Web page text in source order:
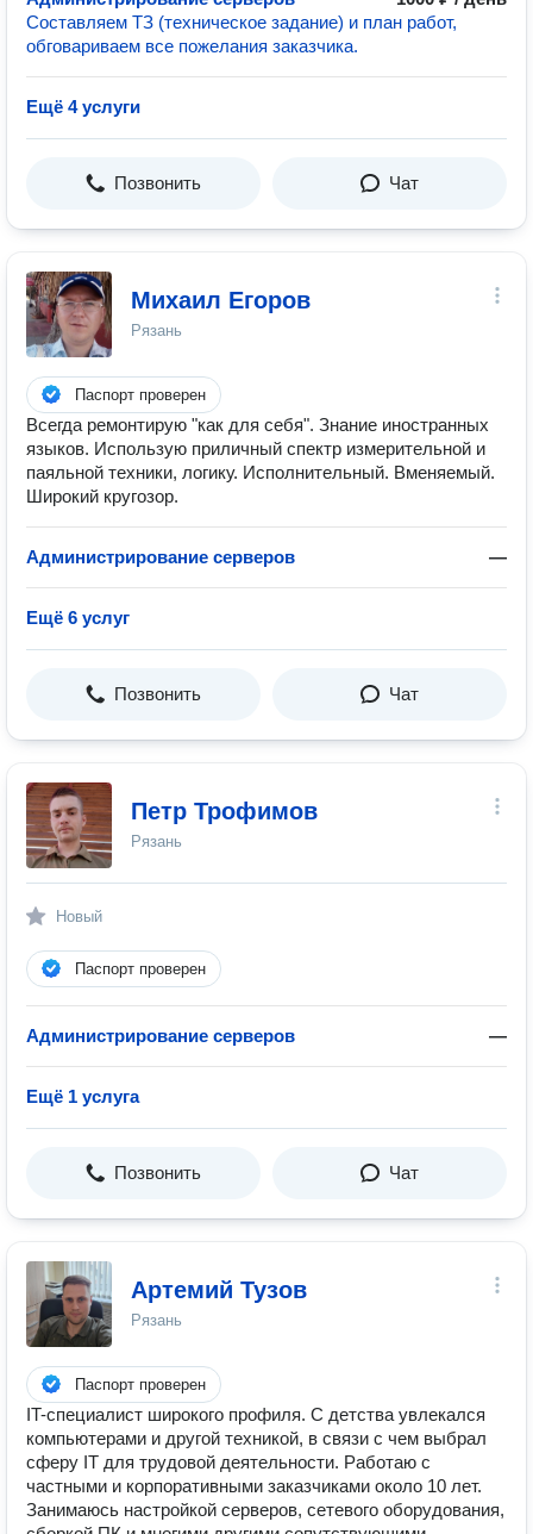
Составляем ТЗ (техническое задание) и план работ,
обговариваем все пожелания заказчика.
Ещё 4 услуги
Позвонить Чат
Михаил Егоров
Рязань
Паспорт проверен
Всегда ремонтирую "как для себя". Знание иностранных
языков. Использую приличный спектр измерительной и
паяльной техники, логику. Исполнительный. Вменяемый.
Широкий кругозор.
Администрирование серверов —
Ещё 6 услуг
Позвонить Чат
Петр Трофимов
Рязань
Новый
Паспорт проверен
Администрирование серверов —
Ещё 1 услуга
Позвонить Чат
Артемий Тузов
Рязань
Паспорт проверен
IT-специалист широкого профиля. С детства увлекался
компьютерами и другой техникой, в связи с чем выбрал
сферу IT для трудовой деятельности. Работаю с
частными и корпоративными заказчиками около 10 лет.
Занимаюсь настройкой серверов, сетевого оборудования,